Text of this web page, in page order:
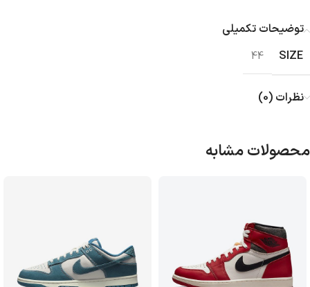
توضیحات تکمیلی
SIZE
44
نظرات (0)
محصولات مشابه